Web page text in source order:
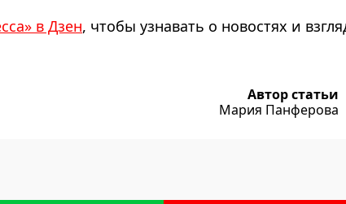
в Дзен, чтобы узнавать о новостях и
Автор статьи
Мария Панферова